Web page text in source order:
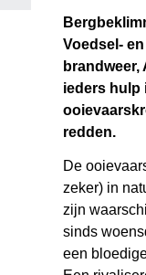
Voedsel-
brandweer,
ieders hulp
redden.
De
zeker) in
zijn
sinds
een